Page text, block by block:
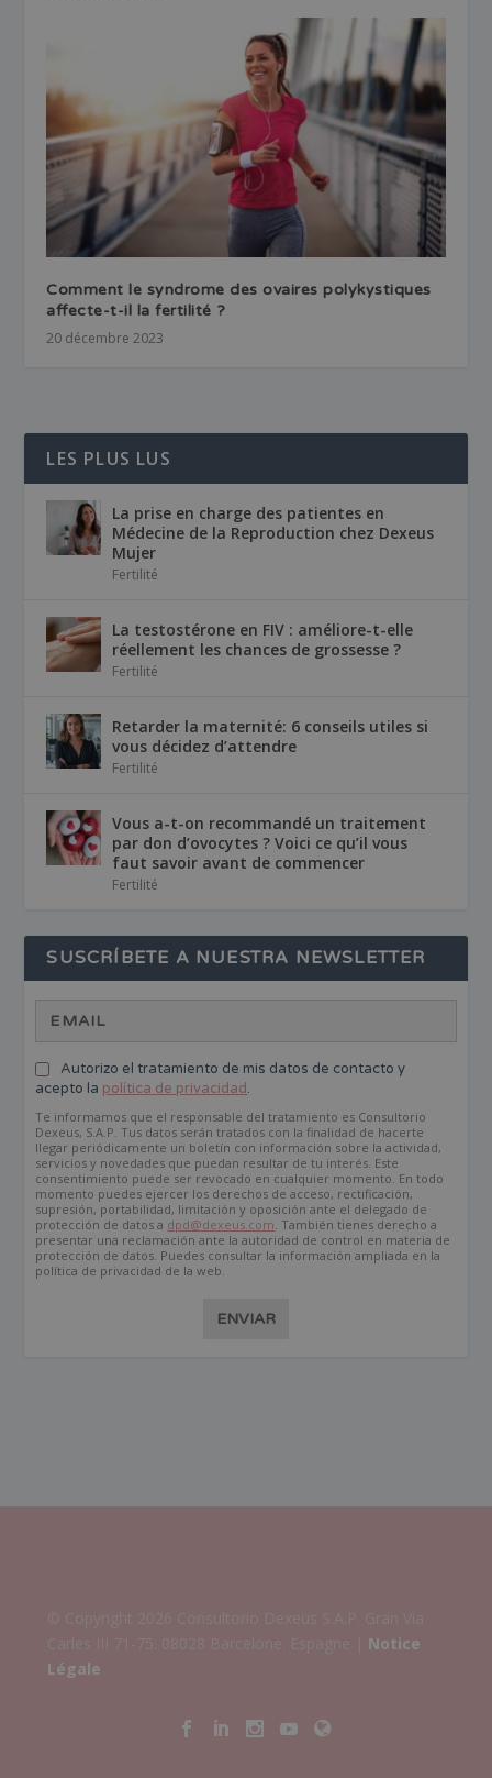
Comment le syndrome des ovaires polykystiques
affecte-t-il la fertilité ?
20 décembre 2023
LES PLUS LUS
La prise en charge des patientes en
Médecine de la Reproduction chez Dexeus
Mujer
Fertilité
La testostérone en FIV : améliore-t-elle
réellement les chances de grossesse ?
Fertilité
Retarder la maternité: 6 conseils utiles si
vous décidez d’attendre
Fertilité
Vous a-t-on recommandé un traitement
par don d’ovocytes ? Voici ce qu’il vous
faut savoir avant de commencer
Fertilité
SUSCRÍBETE A NUESTRA NEWSLETTER
Autorizo el tratamiento de mis datos de contacto y
acepto la política de privacidad.
Te informamos que el responsable del tratamiento es Consultorio
Dexeus, S.A.P. Tus datos serán tratados con la finalidad de hacerte
llegar periódicamente un boletín con información sobre la actividad,
servicios y novedades que puedan resultar de tu interés. Este
consentimiento puede ser revocado en cualquier momento. En todo
momento puedes ejercer los derechos de acceso, rectificación,
supresión, portabilidad, limitación y oposición ante el delegado de
protección de datos a dpd@dexeus.com . También tienes derecho a
presentar una reclamación ante la autoridad de control en materia de
protección de datos. Puedes consultar la información ampliada en la
política de privacidad de la web.
ENVIAR
Notice
Légale